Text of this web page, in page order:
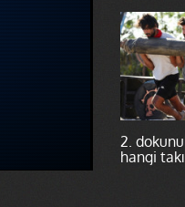
2.
hangi